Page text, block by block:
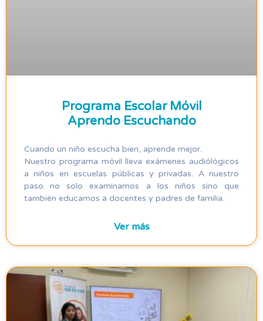
Programa Escolar Móvil
Aprendo Escuchando​
Cuando un niño escucha bien, aprende mejor.
Nuestro programa móvil lleva exámenes audiólógicos
a niños en escuelas públicas y privadas. A nuestro
paso no solo examinamos a los niños sino que
también educamos a docentes y padres de familia.
Ver más